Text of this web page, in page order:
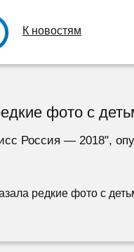
К новостям
фото с
Россия — 2018",